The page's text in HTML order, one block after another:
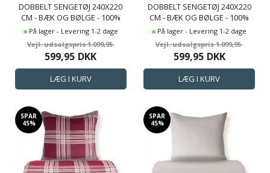
DOBBELT SENGETØJ 240X220
CM - BÆK OG BØLGE - 100%
BOMULDS KREP - LYSEGRÅT
ENSFARVET
På lager - Levering 1-2 dage
1.099,95
599,95 DKK
DOBBELT SENGETØJ 240X220
CM - BÆK OG BØLGE - 100%
BOMULDS KREP - MØRKEBLÅ
På lager - Levering 1-2 dage
1.099,95
599,95 DKK
SPAR
45%
SPAR
45%